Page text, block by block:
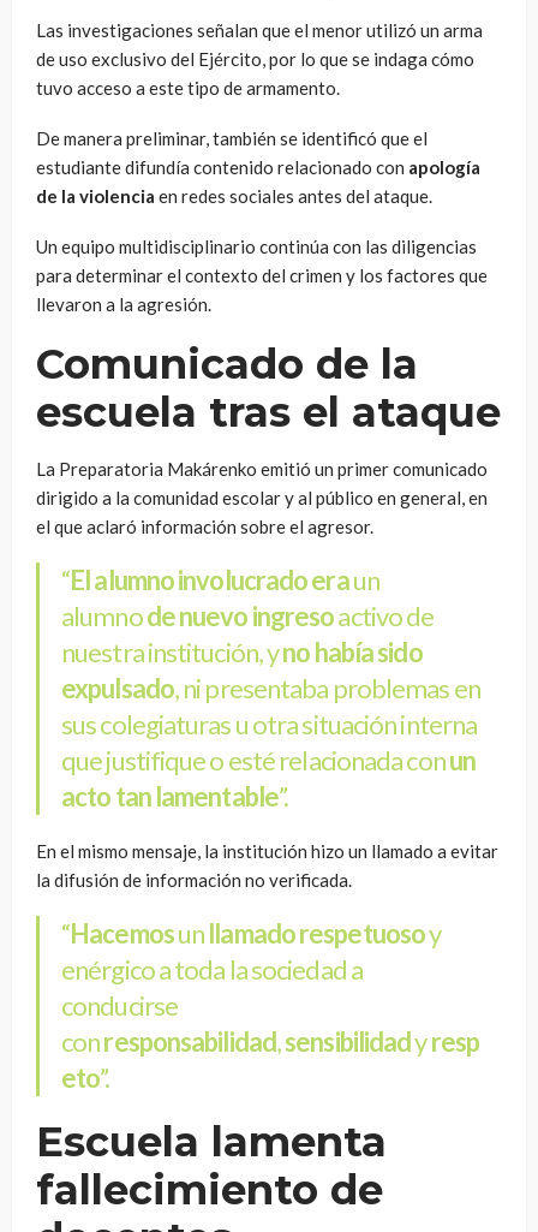
Las investigaciones señalan que el menor utilizó un arma
de uso exclusivo del Ejército, por lo que se indaga cómo
tuvo acceso a este tipo de armamento.
De manera preliminar, también se identificó que el
estudiante difundía contenido relacionado con apología
de la violencia en redes sociales antes del ataque.
Un equipo multidisciplinario continúa con las diligencias
para determinar el contexto del crimen y los factores que
llevaron a la agresión.
Comunicado de la
escuela tras el ataque
La Preparatoria Makárenko emitió un primer comunicado
dirigido a la comunidad escolar y al público en general, en
el que aclaró información sobre el agresor.
“El alumno involucradoeraun
alumnode nuevo ingresoactivo de
nuestra institución, yno había sido
expulsado, ni presentaba problemas en
sus colegiaturas u otra situación interna
que justifique o esté relacionada conun
acto tan lamentable”.
En el mismo mensaje, la institución hizo un llamado a evitar
la difusión de información no verificada.
“Hacemosunllamado respetuosoy
enérgico a toda la sociedad a
conducirse
conresponsabilidad,sensibilidadyresp
eto”.
Escuela lamenta
fallecimiento de